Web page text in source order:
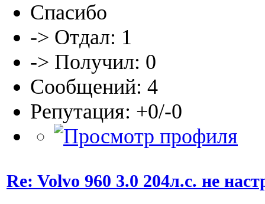
Спасибо
-> Отдал: 1
-> Получил: 0
Сообщений: 4
Репутация: +0/-0
Re: Volvo 960 3.0 204л.с. не